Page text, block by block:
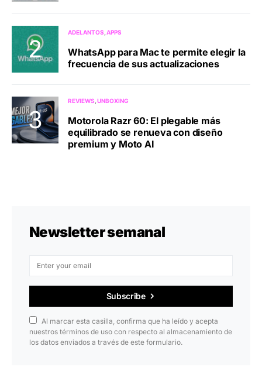
ADELANTOS APPS
WhatsApp para Mac te permite elegir la
frecuencia de sus actualizaciones
REVIEWS UNBOXING
Motorola Razr 60: El plegable más
equilibrado se renueva con diseño
premium y Moto AI
Newsletter semanal
Subscribe
Al marcar esta casilla, confirma que ha leído y acepta
nuestros términos de uso con respecto al almacenamiento de
los datos enviados a través de este formulario.